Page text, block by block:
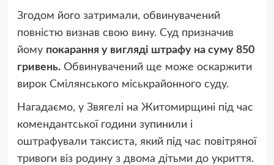
Згодом його затримали, обвинувачений
повністю визнав свою вину. Суд призначив
йому покарання у вигляді штрафу на суму 850
гривень.Обвинувачений ще може оскаржити
вирок Смілянського міськрайонного суду.
Нагадаємо, у Звягелі на Житомирщині під час
комендантської години зупинили і
оштрафували таксиста, який під час повітряної
тривоги віз родину з двома дітьми до укриття.